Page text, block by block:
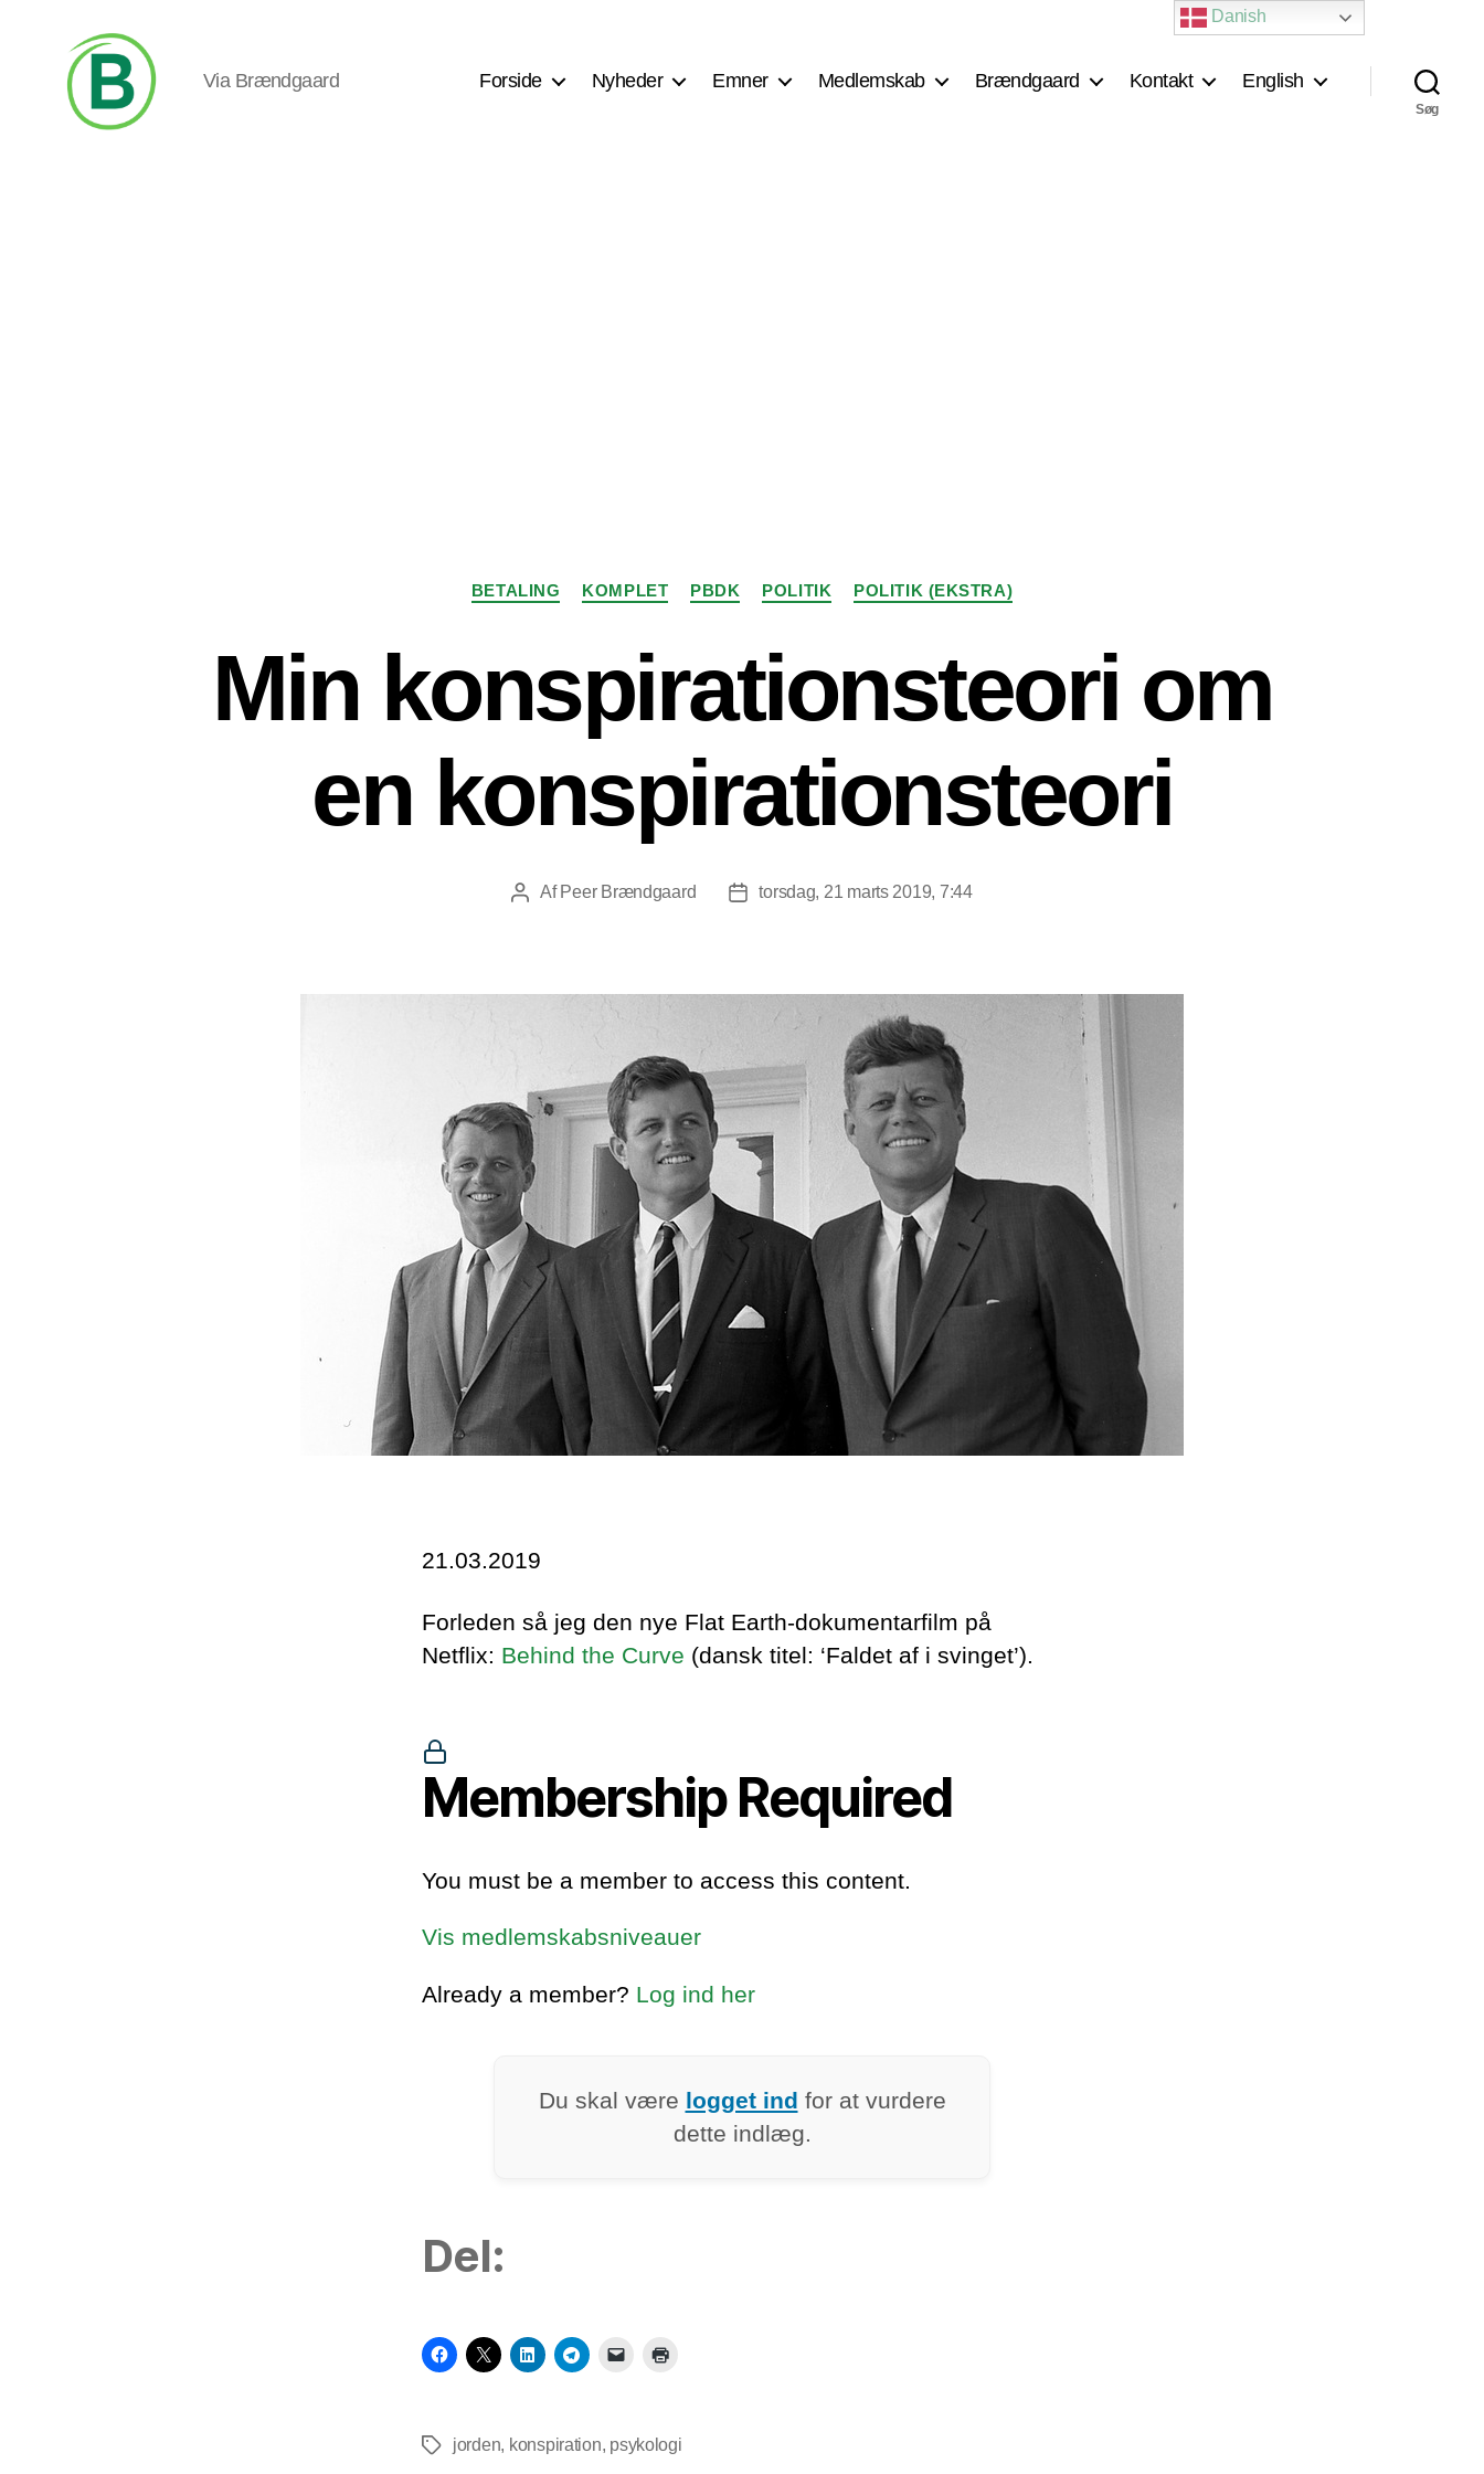
Via Brændgaard Forside Nyheder Emner Medlemskab Brændgaard Kontakt English
Søg
Kategorier
BETALING KOMPLET PBDK POLITIK POLITIK (EKSTRA)
Min konspirationsteori om
en konspirationsteori
Indlægsforfatter
Af Peer Brændgaard Indlægsdato
torsdag, 21 marts 2019, 7:44
21.03.2019
Forleden så jeg den nye Flat Earth-dokumentarfilm på
Netflix: Behind the Curve (dansk titel: ‘Faldet af i svinget’).
Membership Required
You must be a member to access this content.
Vis medlemskabsniveauer
Already a member? Log ind her
Du skal være logget ind for at vurdere
dette indlæg.
Del:
Tagsjorden, konspiration, psykologi
Danish